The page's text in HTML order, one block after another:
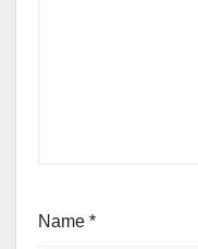
Name *